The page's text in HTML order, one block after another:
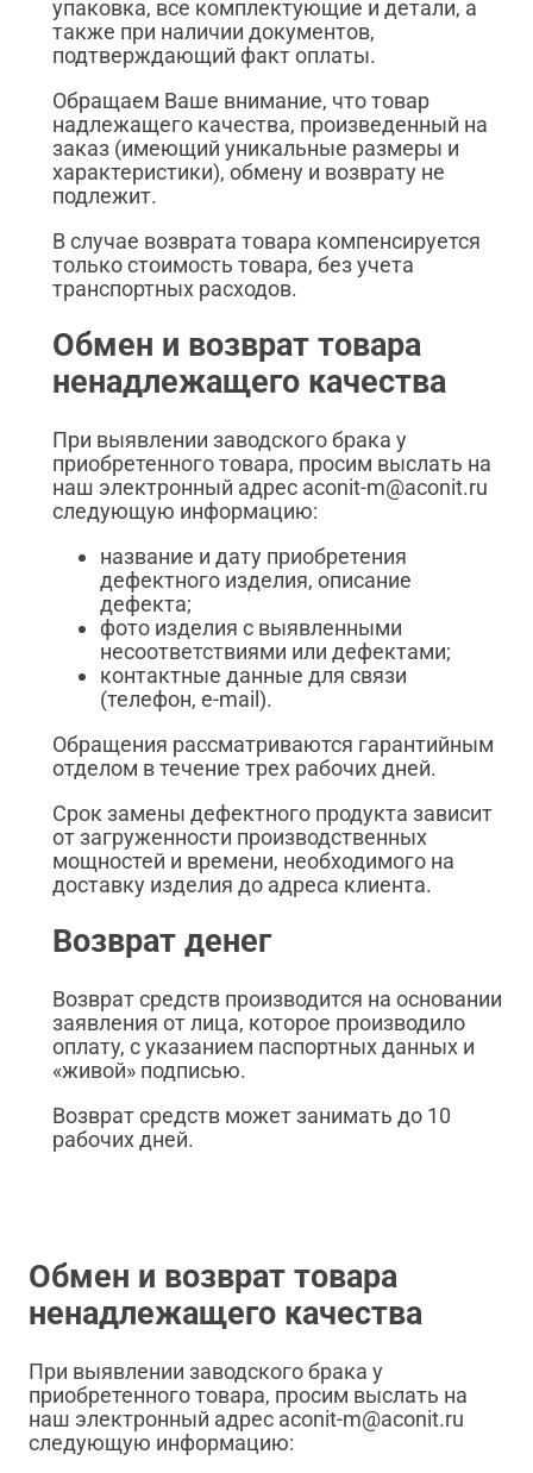
упаковка, все комплектующие и детали, а
также при наличии документов,
подтверждающий факт оплаты.
Обращаем Ваше внимание, что товар
надлежащего качества, произведенный на
заказ (имеющий уникальные размеры и
характеристики), обмену и возврату не
подлежит.
В случае возврата товара компенсируется
только стоимость товара, без учета
транспортных расходов.
Обмен и возврат товара
ненадлежащего качества
При выявлении заводского брака у
приобретенного товара, просим выслать на
наш электронный адрес aconit-m@aconit.ru
следующую информацию:
название и дату приобретения
дефектного изделия, описание
дефекта;
фото изделия с выявленными
несоответствиями или дефектами;
контактные данные для связи
(телефон, e-mail).
Обращения рассматриваются гарантийным
отделом в течение трех рабочих дней.
Срок замены дефектного продукта зависит
от загруженности производственных
мощностей и времени, необходимого на
доставку изделия до адреса клиента.
Возврат денег
Возврат средств производится на основании
заявления от лица, которое производило
оплату, с указанием паспортных данных и
«живой» подписью.
Возврат средств может занимать до 10
рабочих дней.
Обмен и возврат товара
ненадлежащего качества
При выявлении заводского брака у
приобретенного товара, просим выслать на
наш электронный адрес aconit-m@aconit.ru
следующую информацию: